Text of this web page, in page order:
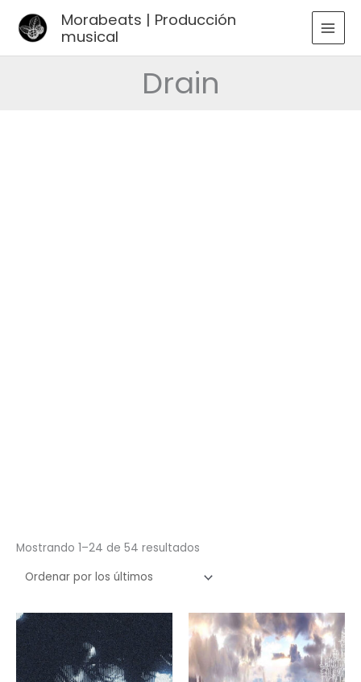
Morabeats | Producción
musical
Drain
Mostrando 1–24 de 54 resultados
últimos